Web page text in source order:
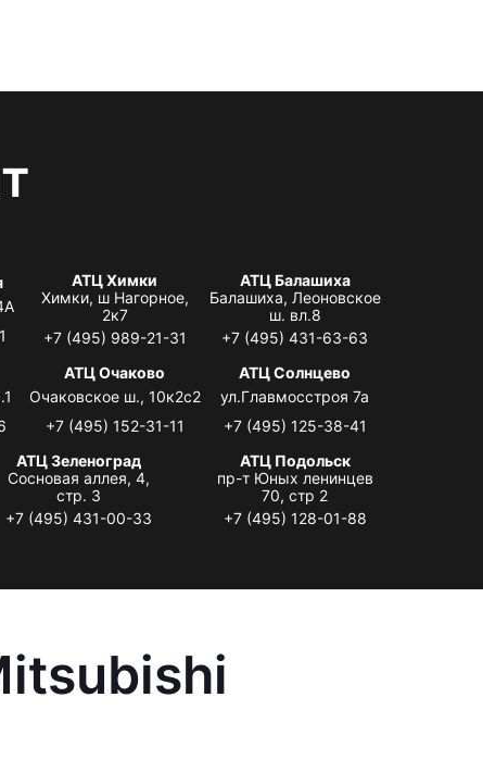
АТЦ Химки
Химки, ш Нагорное,
2к7
+7 (495) 989-21-31
АТЦ Балашиха
Балашиха, Леоновское
ш. вл.8
+7 (495) 431-63-63
АТЦ Очаково
Очаковское ш., 10к2с2
+7 (495) 152-31-11
АТЦ Солнцево
ул.Главмосстроя 7а
+7 (495) 125-38-41
АТЦ Зеленоград
Сосновая аллея, 4,
стр. 3
+7 (495) 431-00-33
АТЦ Подольск
пр-т Юных ленинцев
70, стр 2
+7 (495) 128-01-88